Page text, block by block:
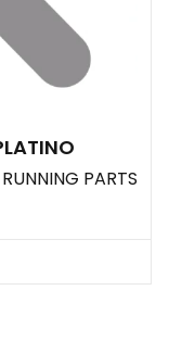
PARTS